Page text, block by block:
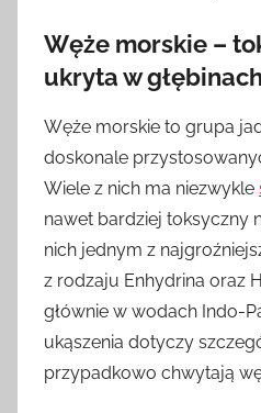
Węże morskie –
ukryta w głębinach
Węże morskie to grupa
doskonale
Wiele z nich ma niezwykle
nawet bardziej toksyczny
nich jednym z
z rodzaju Enhydrina oraz
głównie w wodach Indo-
ukąszenia dotyczy
przypadkowo chwytają